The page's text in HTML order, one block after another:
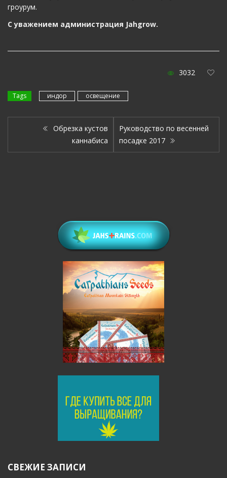
гроурум.
С уважением администрация Jahgrow.
3032
Tags индор освещение
Обрезка кустов
каннабиса
Руководство по весенней
посадке 2017
СВЕЖИЕ ЗАПИСИ